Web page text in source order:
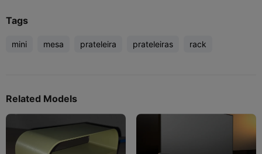
Tags
mini mesa prateleira prateleiras rack
Related Models